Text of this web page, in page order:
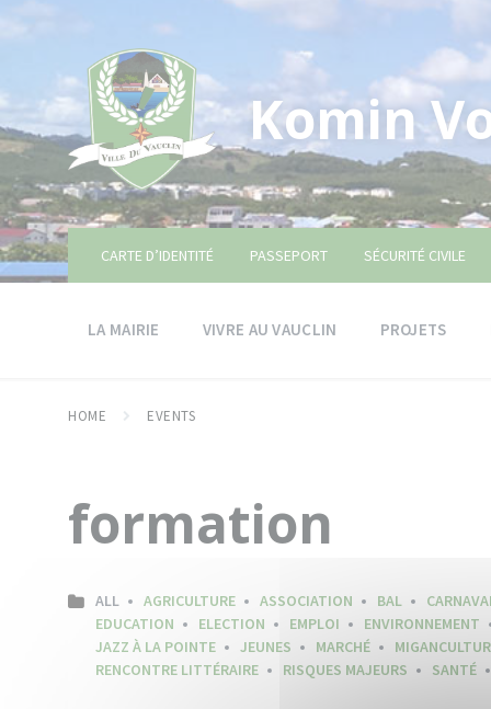
Komin
CARTE D’IDENTITÉ PASSEPORT SÉCURITÉ CIVILE
LA MAIRIE VIVRE AU VAUCLIN PROJETS
HOME EVENTS
formation
ALL AGRICULTURE ASSOCIATION BAL
EDUCATION
ELECTION EMPLOI ENVIRONNEMENT
JAZZ À LA POINTE
JEUNES MARCHÉ
RENCONTRE LITTÉRAIRE
RISQUES MAJEURS SANTÉ